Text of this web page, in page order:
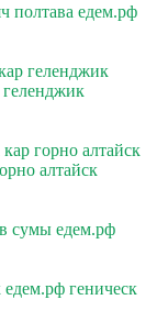
полтава едем.рф
геленджик
геленджик
горно алтайск
алтайск
сумы едем.рф
едем.рф геническ